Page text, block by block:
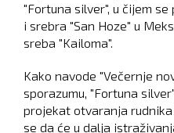
"Fortuna silver", u čijem
i srebra "San Hoze" u
sreba "Kailoma".
Kako navode "Večernje
sporazumu, "Fortuna
projekat otvaranja
se da će u dalja